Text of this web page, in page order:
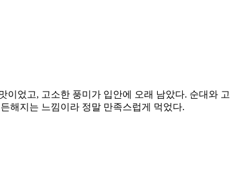
었고, 고소한 풍미가 입안에 오래 남았다. 순대와 고
해지는 느낌이라 정말 만족스럽게 먹었다.